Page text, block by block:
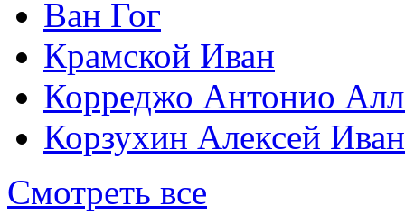
Ван Гог
Крамской Иван
Корреджо Антонио
Корзухин Алексей
Смотреть все